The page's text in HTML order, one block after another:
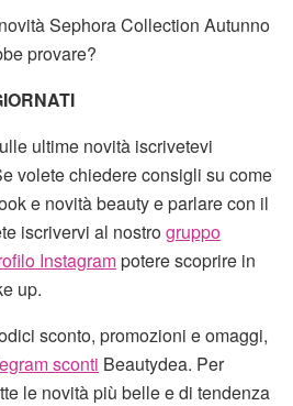
Sephora Collection Autunno
provare?
ultime novità iscrivetevi
volete chiedere consigli su come
e novità beauty e parlare con il
iscrivervi al nostrogruppo
Instagrampotere scoprire in
up.
sconto, promozioni e omaggi,
sconti Beautydea. Per
le novità più belle e di tendenza